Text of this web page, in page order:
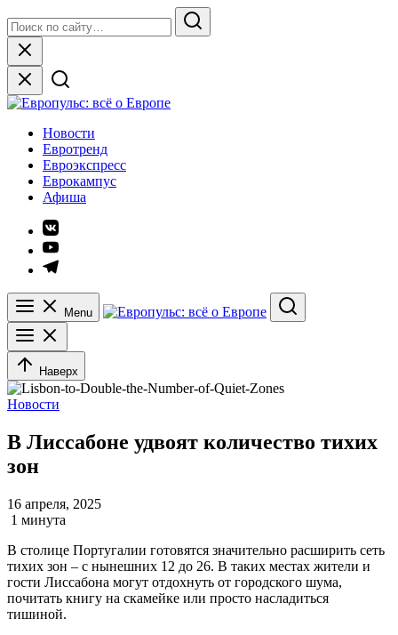
to
content
for:
Search
Close
Европульс: всё о Европе
Новости
Евротренд
Евроэкспресс
Еврокампус
Афиша
Элемент
меню
Элемент
меню
Элемент
Menu
Search
Наверх
Новости
В Лиссабоне удвоят количество тихих
зон
16 апреля, 2025
1 минута
В столице Португалии готовятся значительно расширить сеть
тихих зон – с нынешних 12 до 26. В таких местах жители и
гости Лиссабона могут отдохнуть от городского шума,
почитать книгу на скамейке или просто насладиться
тишиной.